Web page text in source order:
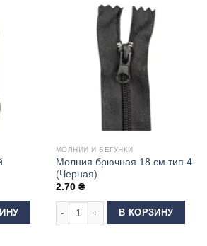
тип 7 Черный
МОЛНИИ И БЕГУНКИ
Молния брючная 18 см тип 4
(Черная)
2.70 ₴
Количество товара Молния
В КОРЗИНУ